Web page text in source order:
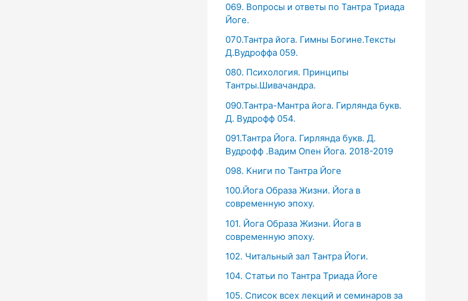
069. Вопросы и ответы по Тантра Триада
Йоге.
070.Тантра йога. Гимны Богине.Тексты
Д.Вудроффа 059.
080. Психология. Принципы
Тантры.Шивачандра.
090.Тантра-Мантра йога. Гирлянда букв.
Д. Вудрофф 054.
091.Тантра Йога. Гирлянда букв. Д.
Вудрофф .Вадим Опен Йога. 2018-2019
098. Книги по Тантра Йоге
100.Йога Образа Жизни. Йога в
современную эпоху.
101. Йога Образа Жизни. Йога в
современную эпоху.
102. Читальный зал Тантра Йоги.
104. Статьи по Тантра Триада Йоге
105. Список всех лекций и семинаров за